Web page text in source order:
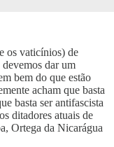
os vaticínios) de
dar um
bem do que estão
acham que basta
basta ser antifascista
ditadores atuais de
Ortega da Nicarágua